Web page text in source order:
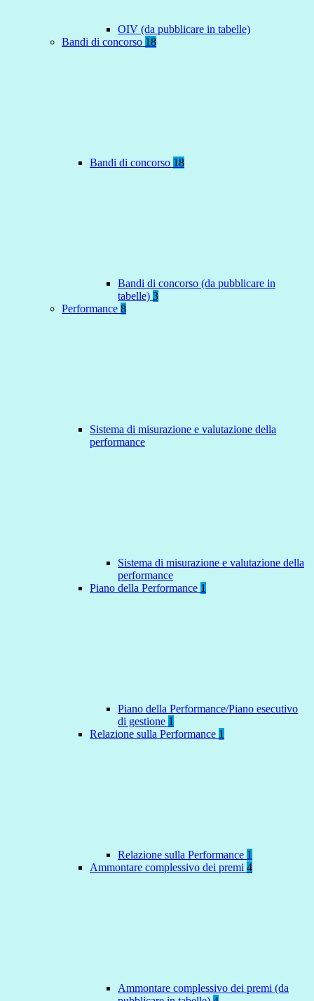
OIV (da pubblicare in tabelle)
Bandi di concorso 18
Bandi di concorso 18
Bandi di concorso (da pubblicare in
tabelle) 3
Performance 8
Sistema di misurazione e valutazione della
performance
Sistema di misurazione e valutazione della
performance
Piano della Performance 1
Piano della Performance/Piano esecutivo
di gestione 1
Relazione sulla Performance 1
Relazione sulla Performance 1
Ammontare complessivo dei premi 4
Ammontare complessivo dei premi (da